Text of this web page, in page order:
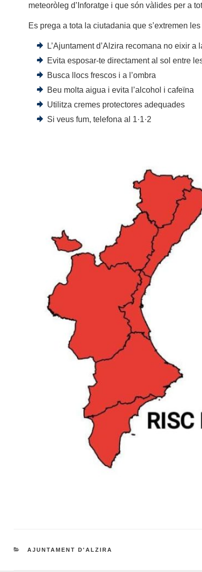
meteoròleg d’Inforatge i que són vàlides per a
Es prega a tota la ciutadania que s’extremen
L’Ajuntament d’Alzira recomana no eixir
Evita esposar-te directament al sol entre
Busca llocs frescos i a l’ombra
Beu molta aigua i evita l’alcohol i cafeïna
Utilitza cremes protectores adequades
Si veus fum, telefona al 1·1·2
CATEGORIES
AJUNTAMENT D'ALZIRA